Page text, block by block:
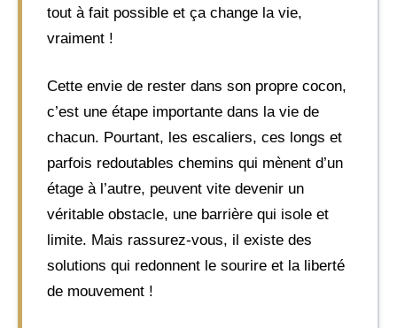
tout à fait possible et ça change la vie,
vraiment !
Cette envie de rester dans son propre cocon,
c’est une étape importante dans la vie de
chacun. Pourtant, les escaliers, ces longs et
parfois redoutables chemins qui mènent d’un
étage à l’autre, peuvent vite devenir un
véritable obstacle, une barrière qui isole et
limite. Mais rassurez-vous, il existe des
solutions qui redonnent le sourire et la liberté
de mouvement !